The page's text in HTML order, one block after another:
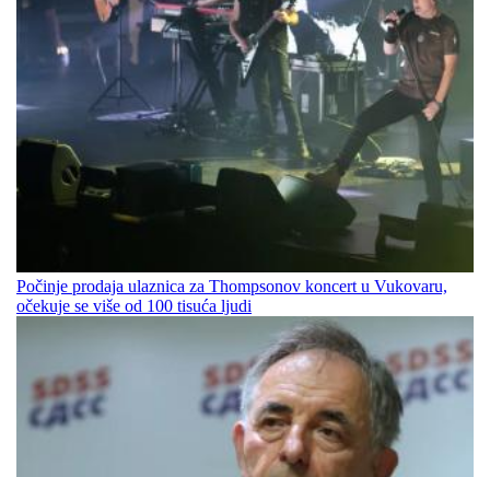
Počinje prodaja ulaznica za Thompsonov koncert u Vukovaru,
očekuje se više od 100 tisuća ljudi